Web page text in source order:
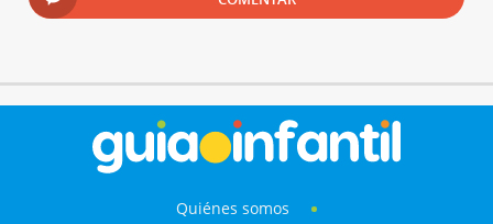
Quiénes somos